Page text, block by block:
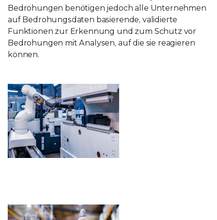
Bedrohungen benötigen jedoch alle Unternehmen
auf Bedrohungsdaten basierende, validierte
Funktionen zur Erkennung und zum Schutz vor
Bedrohungen mit Analysen, auf die sie reagieren
können.